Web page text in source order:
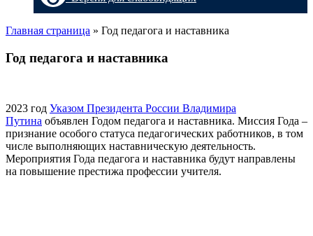
Главная страница » Год педагога и наставника
Год педагога и наставника
2023 год Указом Президента России Владимира
Путина объявлен Годом педагога и наставника. Миссия Года –
признание особого статуса педагогических работников, в том
числе выполняющих наставническую деятельность.
Мероприятия Года педагога и наставника будут направлены
на повышение престижа профессии учителя.